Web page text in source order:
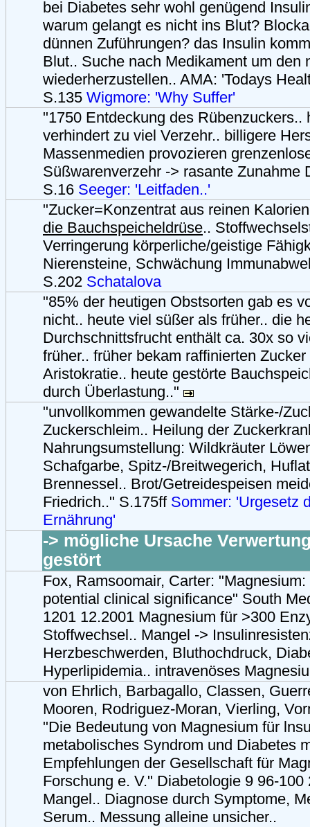
bei Diabetes sehr wohl genügend
warum gelangt es nicht ins Blut?
dünnen Zuführungen? das Insulin
Blut.. Suche nach Medikament um den
wiederherzustellen.. AMA: 'Todays
S.135 Wigmore: 'Why Suffer'
"1750 Entdeckung des Rübenzuckers..
verhindert zu viel Verzehr.. billigere
Massenmedien provozieren
Süßwarenverzehr -> rasante Zunahme
S.16 Seeger: 'Leitfaden..'
"Zucker=Konzentrat aus reinen
die Bauchspeicheldrüse..
Verringerung körperliche/geistige
Nierensteine, Schwächung
S.202 Schatalova
"85% der heutigen Obstsorten gab es
nicht.. heute viel süßer als früher.. die
Durchschnittsfrucht enthält ca. 30x so
früher.. früher bekam raffinierten
Aristokratie.. heute gestörte
durch Überlastung.."
"unvollkommen gewandelte Stärke-/
Zuckerschleim.. Heilung der
Nahrungsumstellung: Wildkräuter
Schafgarbe, Spitz-/Breitwegerich,
Brennessel.. Brot/Getreidespeisen
Friedrich.." S.175ff Sommer: 'Urgesetz
Ernährung'
-> mögliche Ursache
gestört
Fox, Ramsoomair, Carter:
potential clinical significance" South
1201 12.2001 Magnesium für >300
Stoffwechsel.. Mangel ->
Herzbeschwerden, Bluthochdruck,
Hyperlipidemia.. intravenöses
von Ehrlich, Barbagallo, Classen,
Mooren, Rodriguez-Moran, Vierling,
"Die Bedeutung von Magnesium für
metabolisches Syndrom und Diabetes
Empfehlungen der Gesellschaft für
Forschung e. V." Diabetologie 9 96-
Mangel.. Diagnose durch Symptome,
Serum.. Messung alleine unsicher..